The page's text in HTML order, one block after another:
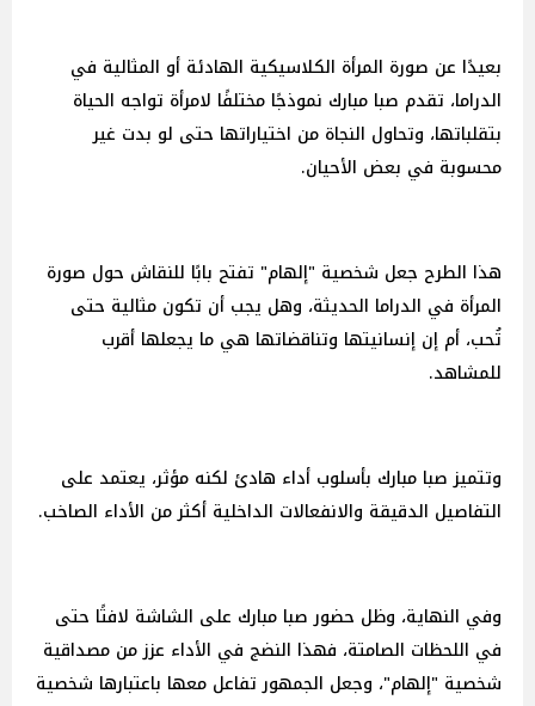
بعيدًا عن صورة المرأة الكلاسيكية الهادئة أو المثالية في
الدراما، تقدم صبا مبارك نموذجًا مختلفًا لامرأة تواجه الحياة
بتقلباتها، وتحاول النجاة من اختياراتها حتى لو بدت غير
محسوبة في بعض الأحيان.
هذا الطرح جعل شخصية "إلهام" تفتح بابًا للنقاش حول صورة
المرأة في الدراما الحديثة، وهل يجب أن تكون مثالية حتى
تُحب، أم إن إنسانيتها وتناقضاتها هي ما يجعلها أقرب
للمشاهد.
وتتميز صبا مبارك بأسلوب أداء هادئ لكنه مؤثر، يعتمد على
التفاصيل الدقيقة والانفعالات الداخلية أكثر من الأداء الصاخب.
وفي النهاية، وظل حضور صبا مبارك على الشاشة لافتًا حتى
في اللحظات الصامتة، فهذا النضج في الأداء عزز من مصداقية
شخصية "إلهام"، وجعل الجمهور تفاعل معها باعتبارها شخصية